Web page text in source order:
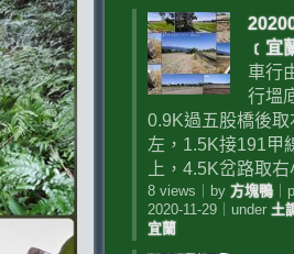
﹝宜
車行
行塭
0.9K過五股橋後取
左，1.5K接191甲
上，4.5K岔路取右
8 views by 方塊鴨｜
2020-11-29｜ under 土
宜蘭